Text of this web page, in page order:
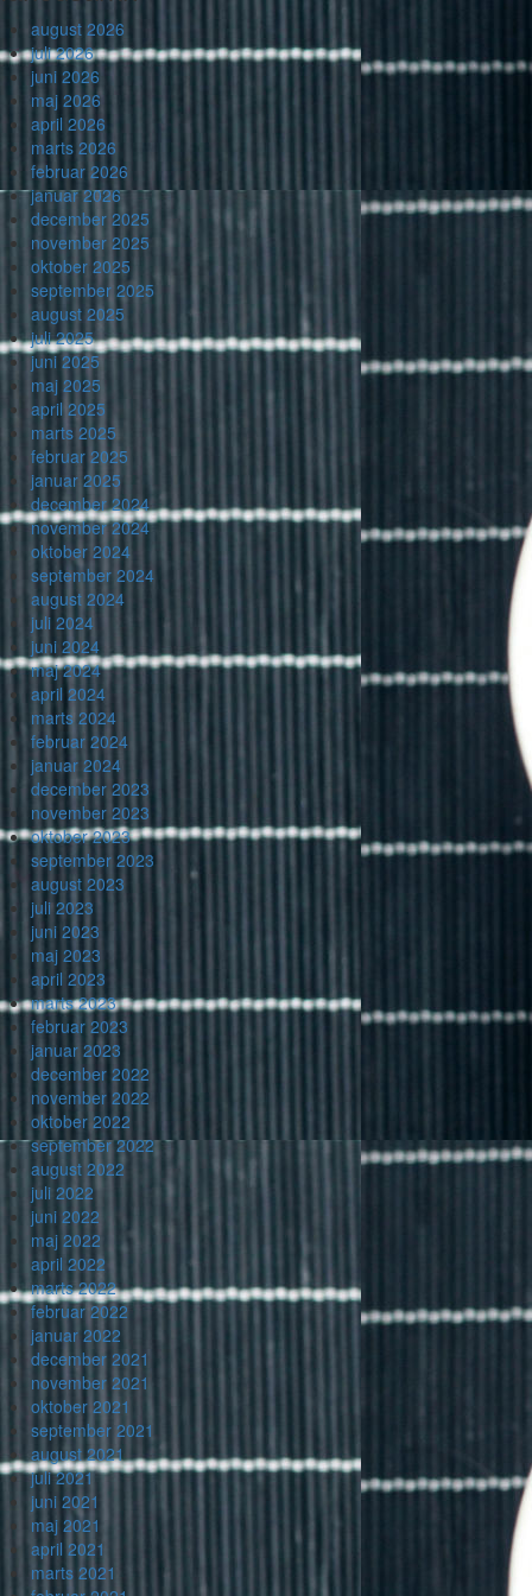
august 2026
juli 2026
juni 2026
maj 2026
april 2026
marts 2026
februar 2026
januar 2026
december 2025
november 2025
oktober 2025
september 2025
august 2025
juli 2025
juni 2025
maj 2025
april 2025
marts 2025
februar 2025
januar 2025
december 2024
november 2024
oktober 2024
september 2024
august 2024
juli 2024
juni 2024
maj 2024
april 2024
marts 2024
februar 2024
januar 2024
december 2023
november 2023
oktober 2023
september 2023
august 2023
juli 2023
juni 2023
maj 2023
april 2023
marts 2023
februar 2023
januar 2023
december 2022
november 2022
oktober 2022
september 2022
august 2022
juli 2022
juni 2022
maj 2022
april 2022
marts 2022
februar 2022
januar 2022
december 2021
november 2021
oktober 2021
september 2021
august 2021
juli 2021
juni 2021
maj 2021
april 2021
marts 2021